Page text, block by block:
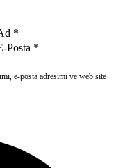
*
Posta *
e-posta adresimi ve web site